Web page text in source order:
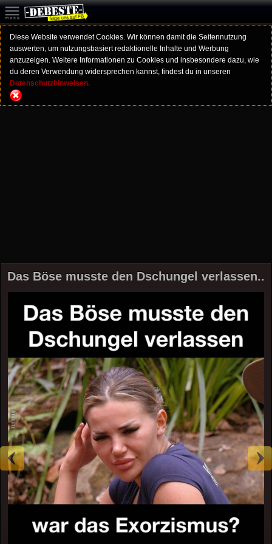
Diese Website verwendet Cookies. Wir können damit die Seitennutzung
auswerten, um nutzungsbasiert redaktionelle Inhalte und Werbung
anzuzeigen. Weitere Informationen zu Cookies und insbesondere dazu, wie
du deren Verwendung widersprechen kannst, findest du in unseren
Datenschutzhinweisen.
Das Böse musste den Dschungel verlassen..